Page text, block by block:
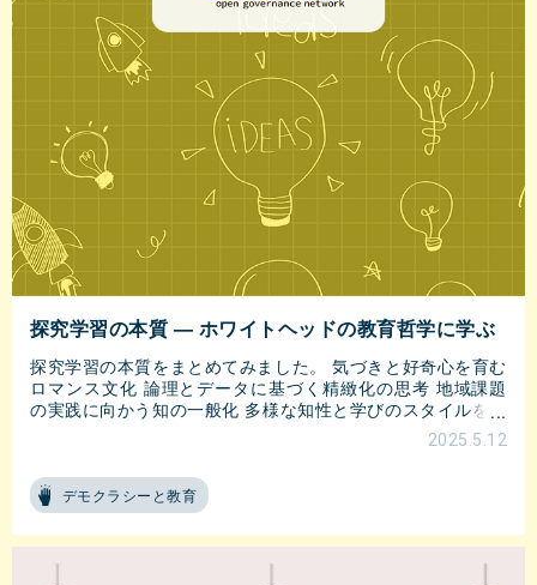
探究学習の本質 — ホワイトヘッドの教育哲学に学ぶ
探究学習の本質をまとめてみました。 気づきと好奇心を育む
ロマンス文化 論理とデータに基づく精緻化の思考 地域課題
の実践に向かう知の一般化 多様な知性と学びのスタイルを尊
2025.5.12
デモクラシーと教育